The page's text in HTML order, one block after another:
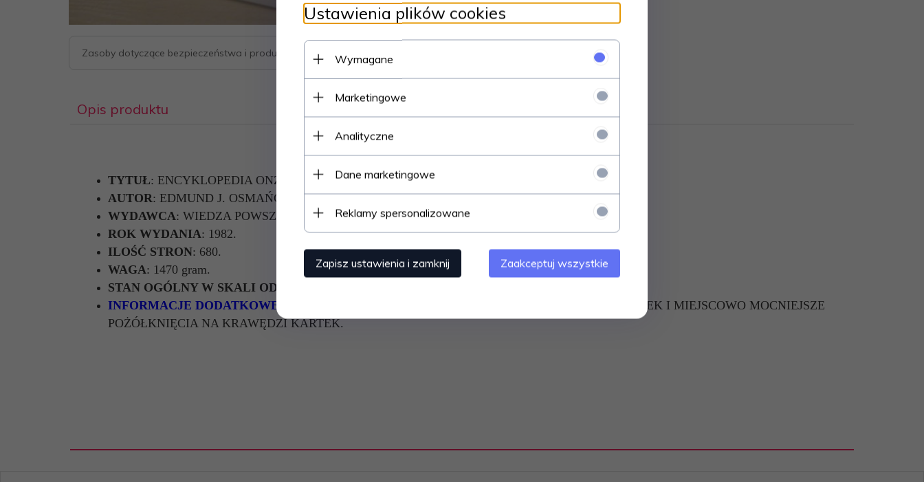
Zasoby dotyczące bezpieczeństwa i produktów
Opis produktu
TYTUŁ: ENCYKLOPEDIA ONZ I STOSUNKÓW MIĘDZYNARODOWYCH.
AUTOR: EDMUND J. OSMAŃCZYK.
WYDAWCA: WIEDZA POWSZECHNA.
ROK WYDANIA: 1982.
ILOŚĆ STRON: 680.
WAGA: 1470 gram.
STAN OGÓLNY W SKALI OD 1 DO 10
INFORMACJE DODATKOWE:
KSIĄŻKA W STANIE DOBRYM. DROBNE POŻÓŁKNIĘCIE KARTEK I MIEJSCOWO MOCNIEJSZE
POŻÓŁKNIĘCIA NA KRAWĘDZI KARTEK.
Ustawienia plików cookies
Wymagane
Marketingowe
Analityczne
Dane marketingowe
Reklamy spersonalizowane
Zapisz ustawienia i zamknij Zaakceptuj wszystkie